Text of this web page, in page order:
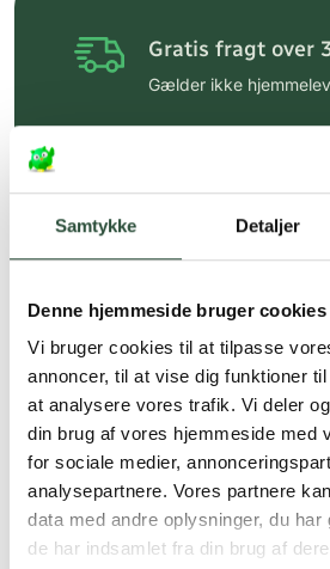
Samtykke Detaljer
Denne hjemmeside bruger cookies
Vi bruger cookies til at tilpasse
annoncer, til at vise dig funktioner
at analysere vores trafik. Vi deler
din brug af vores hjemmeside med
for sociale medier,
analysepartnere. Vores partnere
data med andre oplysninger, du har
de har indsamlet fra din brug af
Gratis fragt over
Gælder ikke
Hurtig levering
Faste lave priser*
*Gælder ikke
Stort udvalg af
produkter
Vi tilbyder et stort
cremer, vitaminer og
produkter – altid til